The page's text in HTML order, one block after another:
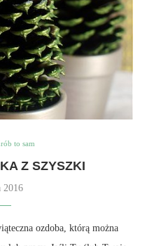
to sam
Z SZYSZKI
2016
ozdoba, którą można